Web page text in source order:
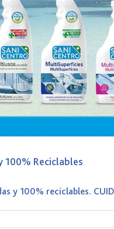
100% Reciclables
y 100% reciclables.